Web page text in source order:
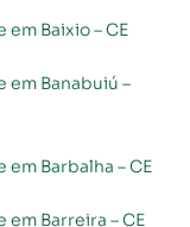
Baixio – CE
em Banabuiú –
Barbalha – CE
Barreira – CE